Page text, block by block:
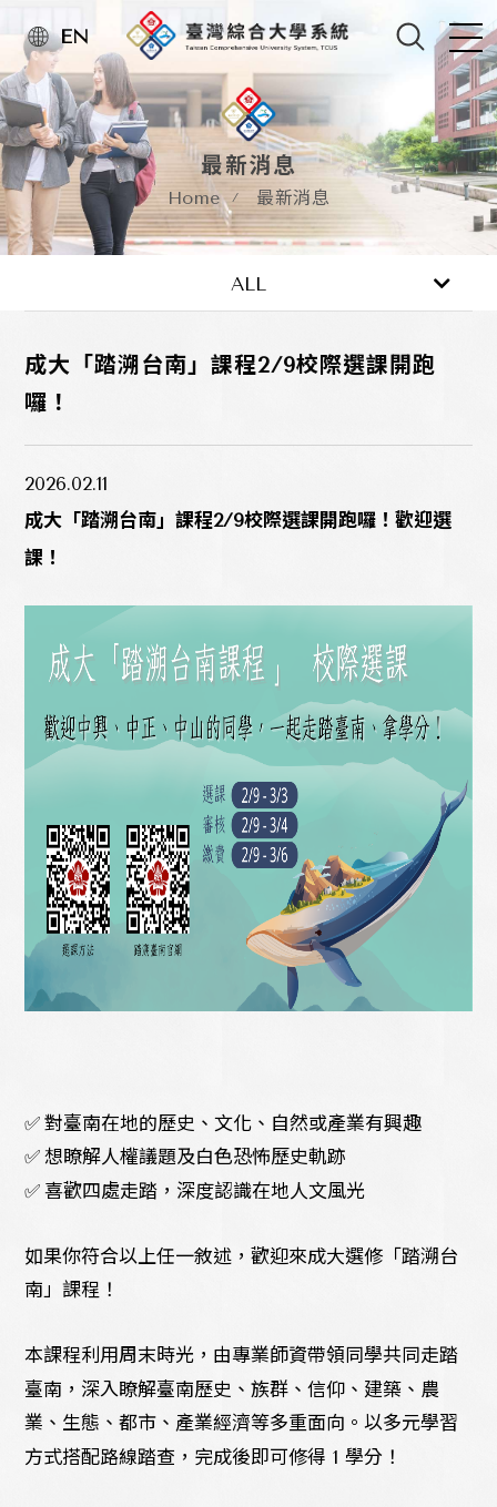
EN
最新消息
Home 最新消息
ALL
成大「踏溯台南」課程2/9校際選課開跑
囉！
2026.02.11
成大「踏溯台南」課程2/9校際選課開跑囉！歡迎選
課！
✅ 對臺南在地的歷史、文化、自然或產業有興趣
✅ 想瞭解人權議題及白色恐怖歷史軌跡
✅ 喜歡四處走踏，深度認識在地人文風光
如果你符合以上任一敘述，歡迎來成大選修「踏溯台
南」課程！
本課程利用周末時光，由專業師資帶領同學共同走踏
臺南，深入瞭解臺南歷史、族群、信仰、建築、農
業、生態、都市、產業經濟等多重面向。以多元學習
方式搭配路線踏查，完成後即可修得 1學分！